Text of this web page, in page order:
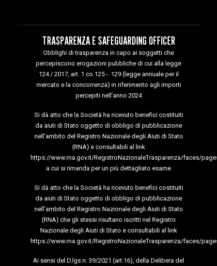
TRASPARENZA E SAFEGUARDING OFFICER
Obblighi di trasparenza in capo ai soggetti che
percepiscono erogazioni pubbliche di cui alla legge
124 / 2017, art. 1 co.125 -. 129 (legge annuale per il
mercato e la concorrenza) in riferimento agli importi
percepiti nell’anno 2024
Si dà atto che la Società ha ricevuto benefici costituiti
da aiuti di Stato oggetto di obbligo di pubblicazione
nell’ambito del Registro Nazionale degli Aiuti di Stato
(RNA) e consultabili al link
https://www.rna.gov.it/RegistroNazionaleTrasparenza/faces/
a cui si rimanda per un più dettagliato esame
Si dà atto che la Società ha ricevuto benefici costituiti
da aiuti di Stato oggetto di obbligo di pubblicazione
nell’ambito del Registro Nazionale degli Aiuti di Stato
(RNA) che gli stessi risultano iscritti nel Registro
Nazionale degli Aiuti di Stato e consultabili al link
https://www.rna.gov.it/RegistroNazionaleTrasparenza/faces/
Ai sensi del D.lgs n. 39/2021 (art.16), della Delibera del